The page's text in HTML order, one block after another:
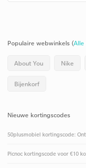
Populaire webwinkels (Alle
About You Nike
Bijenkorf
Nieuwe kortingscodes
50plusmobiel kortingscode:
Picnoc kortingscode voor €10